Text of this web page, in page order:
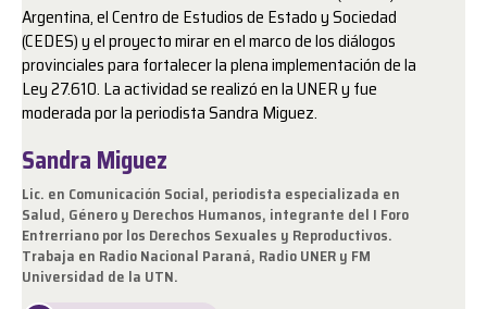
Argentina, el Centro de Estudios de Estado y Sociedad
(CEDES) y el proyecto mirar en el marco de los diálogos
provinciales para fortalecer la plena implementación de la
Ley 27.610. La actividad se realizó en la UNER y fue
moderada por la periodista Sandra Miguez.
Sandra Miguez
Lic. en Comunicación Social, periodista especializada en
Salud, Género y Derechos Humanos, integrante del I Foro
Entrerriano por los Derechos Sexuales y Reproductivos.
Trabaja en Radio Nacional Paraná, Radio UNER y FM
Universidad de la UTN.